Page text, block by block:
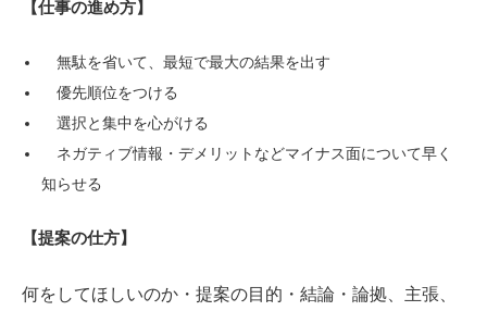
【仕事の進め方】
無駄を省いて、最短で最大の結果を出す
優先順位をつける
選択と集中を心がける
ネガティブ情報・デメリットなどマイナス面について早く
知らせる
【提案の仕方】
何をしてほしいのか・提案の目的・結論・論拠、主張、